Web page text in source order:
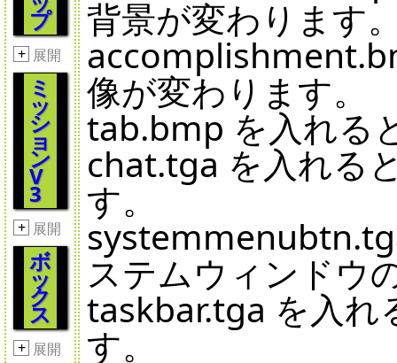
プ
+ 展開
ミ
ッ
シ
ョ
ン
V
3
+ 展開
ボ
ッ
ク
ス
+ 展開
背景が変わります
像が変わります。
tab.bmp を入れる
chat.tga を入れる
す。
ステムウィンドウ
taskbar.tga を入れ
す。